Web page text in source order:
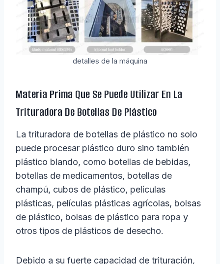
detalles de la máquina
Materia Prima Que Se Puede Utilizar En La
Trituradora De Botellas De Plástico
La trituradora de botellas de plástico no solo
puede procesar plástico duro sino también
plástico blando, como botellas de bebidas,
botellas de medicamentos, botellas de
champú, cubos de plástico, películas
plásticas, películas plásticas agrícolas, bolsas
de plástico, bolsas de plástico para ropa y
otros tipos de plásticos de desecho.
Debido a su fuerte capacidad de trituración,